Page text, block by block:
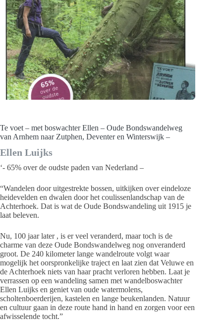
Te voet – met boswachter Ellen – Oude Bondswandelweg
van Arnhem naar Zutphen, Deventer en Winterswijk –
Ellen Luijks
‘- 65% over de oudste paden van Nederland –
“Wandelen door uitgestrekte bossen, uitkijken over eindeloze
heidevelden en dwalen door het coulissenlandschap van de
Achterhoek. Dat is wat de Oude Bondswandeling uit 1915 je
laat beleven.
Nu, 100 jaar later , is er veel veranderd, maar toch is de
charme van deze Oude Bondswandelweg nog onveranderd
groot. De 240 kilometer lange wandelroute volgt waar
mogelijk het oorspronkelijke traject en laat zien dat Veluwe en
de Achterhoek niets van haar pracht verloren hebben. Laat je
verrassen op een wandeling samen met wandelboswachter
Ellen Luijks en geniet van oude watermolens,
scholtenboerderijen, kastelen en lange beukenlanden. Natuur
en cultuur gaan in deze route hand in hand en zorgen voor een
afwisselende tocht.”